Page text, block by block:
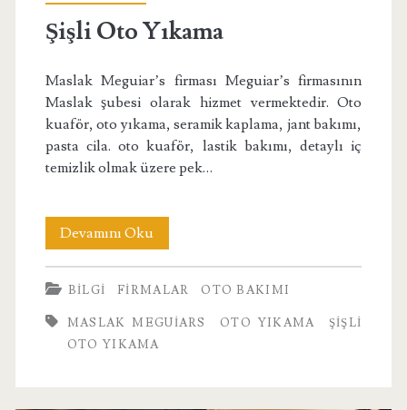
Şişli Oto Yıkama
Maslak Meguiar’s firması Meguiar’s firmasının
Maslak şubesi olarak hizmet vermektedir. Oto
kuaför, oto yıkama, seramik kaplama, jant bakımı,
pasta cila. oto kuaför, lastik bakımı, detaylı iç
temizlik olmak üzere pek…
Devamını OkuŞişli
Oto
Yıkama
BILGI FIRMALAR OTO BAKIMI
MASLAK MEGUIARS OTO YIKAMA
ŞIŞLI
OTO YIKAMA